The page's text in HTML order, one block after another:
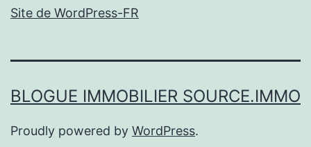
Site de WordPress-FR
BLOGUE IMMOBILIER SOURCE.IMMO
Proudly powered by WordPress.